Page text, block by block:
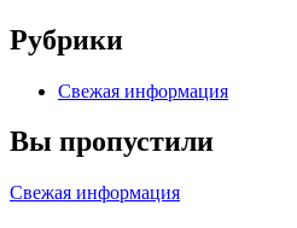
Рубрики
Свежая информация
Вы пропустили
Свежая информация